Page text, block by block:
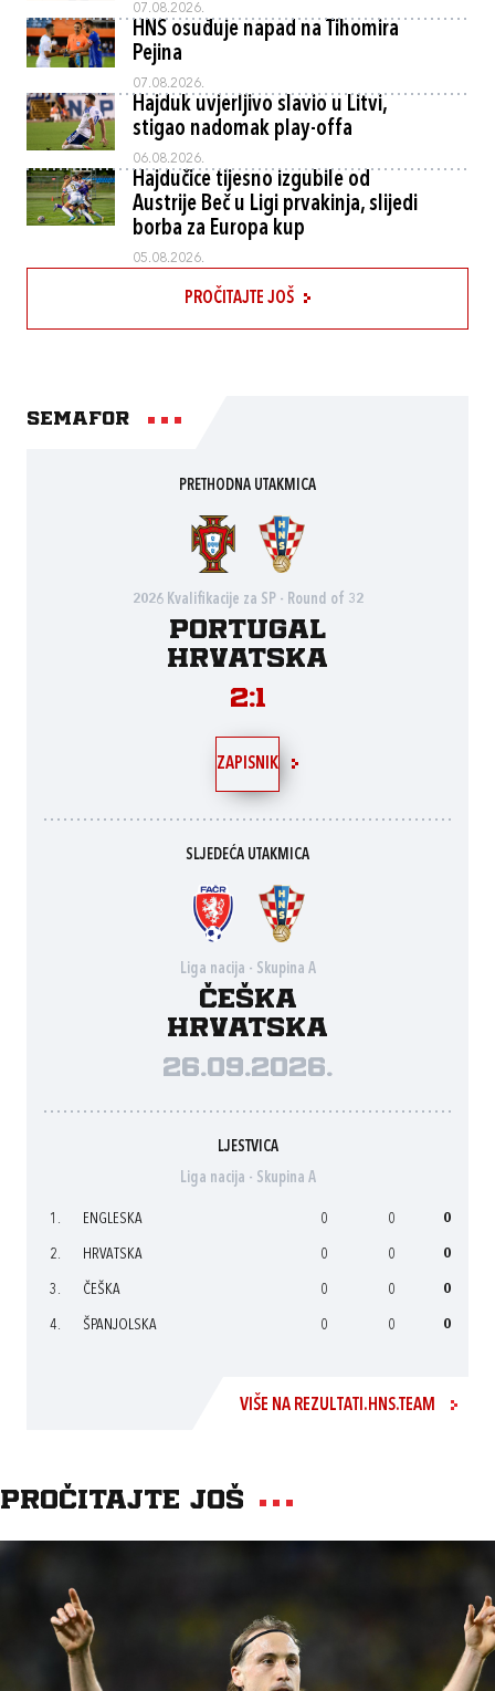
07.08.2026.
HNS osuđuje napad na Tihomira
Pejina
07.08.2026.
Hajduk uvjerljivo slavio u Litvi,
stigao nadomak play-offa
06.08.2026.
Hajdučice tijesno izgubile od
Austrije Beč u Ligi prvakinja, slijedi
borba za Europa kup
05.08.2026.
PROČITAJTE JOŠ
Semafor
PRETHODNA UTAKMICA
2026 Kvalifikacije za SP - Round of 32
Portugal
Hrvatska
2:1
ZAPISNIK
SLJEDEĆA UTAKMICA
Liga nacija - Skupina A
Češka
Hrvatska
26.09.2026.
LJESTVICA
Liga nacija - Skupina A
1. ENGLESKA 0 0 0
2. HRVATSKA 0 0 0
3. ČEŠKA 0 0 0
4. ŠPANJOLSKA 0 0 0
VIŠE NA REZULTATI.HNS.TEAM
Pročitajte još